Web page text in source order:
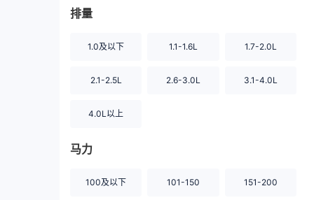
排量
1.0及以下 1.1-1.6L 1.7-2.0L
2.1-2.5L 2.6-3.0L 3.1-4.0L
4.0L以上
马力
100及以下 101-150 151-200